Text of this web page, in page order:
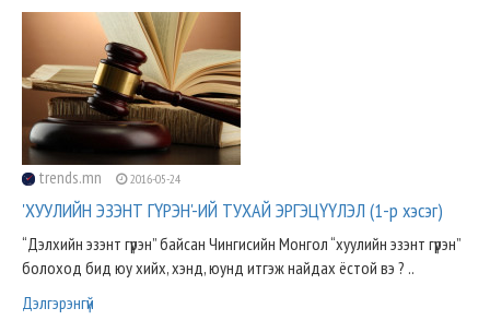
trends.mn 2016-05-24
'ХУУЛИЙН ЭЗЭНТ ГҮРЭН'-ИЙ ТУХАЙ ЭРГЭЦҮҮЛЭЛ (1-р хэсэг)
“Дэлхийн эзэнт гүрэн” байсан Чингисийн Монгол “хуулийн эзэнт гүрэн”
болоход бид юу хийх, хэнд, юунд итгэж найдах ёстой вэ ? ..
Дэлгэрэнгүй